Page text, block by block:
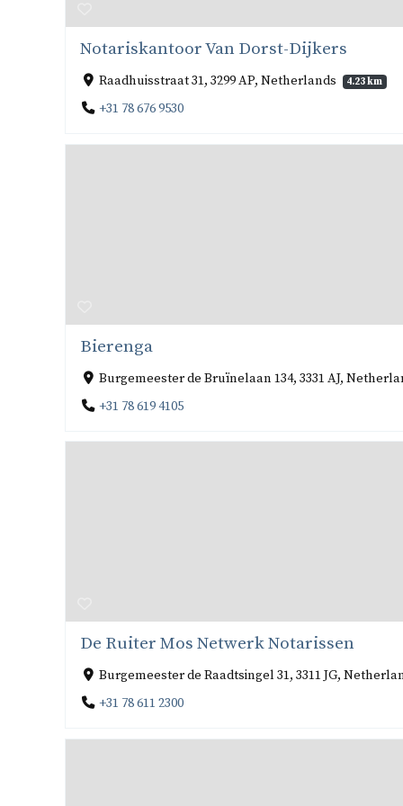
Notariskantoor Van Dorst-Dijkers
Raadhuisstraat 31, 3299 AP, Netherlands 4.23 km
+31 78 676 9530
Bierenga
Burgemeester de Bruïnelaan 134, 3331 AJ,
+31 78 619 4105
De Ruiter Mos Netwerk Notarissen
Burgemeester de Raadtsingel 31, 3311 JG,
+31 78 611 2300